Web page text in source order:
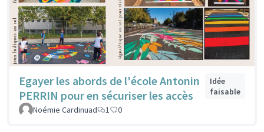
Egayer les abords de l'école Antonin
PERRIN pour en sécuriser les accès
Idée
faisable
Noémie Cardinuad
1 0